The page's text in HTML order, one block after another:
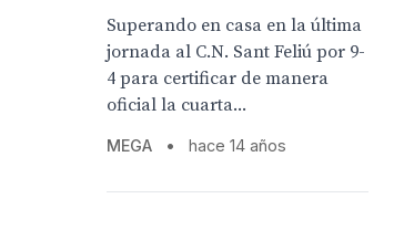
Superando en casa en la última
jornada al C.N. Sant Feliú por 9-
4 para certificar de manera
oficial la cuarta...
MEGA • hace 14 años